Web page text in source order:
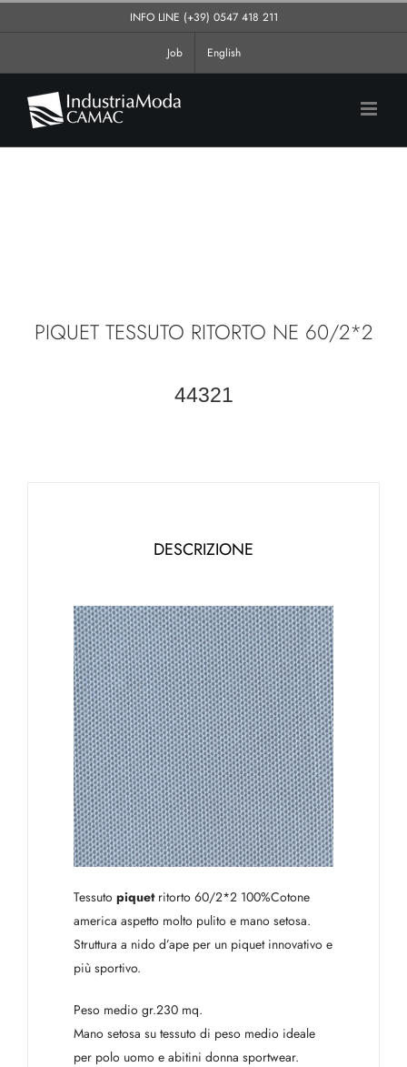
INFO LINE (+39) 0547 418 211
Job English
PIQUET TESSUTO RITORTO NE 60/2*2
44321
DESCRIZIONE
Tessuto piquetritorto 60/2*2 100%Cotone
america aspetto molto pulito e mano setosa.
Struttura a nido d’ape per un piquet innovativo e
più sportivo.
Peso medio gr.230 mq.
Mano setosa su tessuto di peso medio ideale
per polo uomo e abitini donna sportwear.